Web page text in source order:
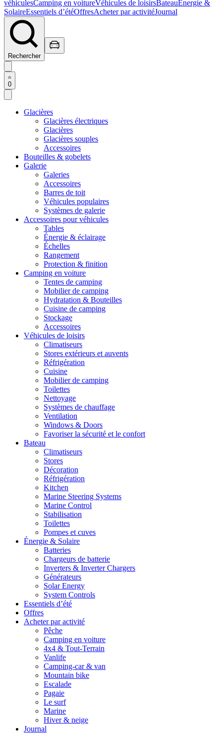
véhiculesCamping en voitureVéhicules de loisirsBateauÉnergie &
SolaireEssentiels d’étéOffresAcheter par activitéJournal
Rechercher
0
Glacières
Glacières électriques
Glacières
Glacières souples
Accessoires
Bouteilles & gobelets
Galerie
Galeries
Accessoires
Barres de toit
Véhicules populaires
Systèmes de galerie
Accessoires pour véhicules
Tables
Énergie & éclairage
Échelles
Rangement
Protection & finition
Camping en voiture
Tentes de camping
Mobilier de camping
Hydratation & Bouteilles
Cuisine de camping
Stockage
Accessoires
Véhicules de loisirs
Climatiseurs
Stores extérieurs et auvents
Réfrigération
Cuisine
Mobilier de camping
Toilettes
Nettoyage
Systèmes de chauffage
Ventilation
Windows & Doors
Favoriser la sécurité et le confort
Bateau
Climatiseurs
Stores
Décoration
Réfrigération
Kitchen
Marine Steering Systems
Marine Control
Stabilisation
Toilettes
Pompes et cuves
Énergie & Solaire
Batteries
Chargeurs de batterie
Inverters & Inverter Chargers
Générateurs
Solar Energy
System Controls
Essentiels d’été
Offres
Acheter par activité
Pêche
Camping en voiture
4x4 & Tout-Terrain
Vanlife
Camping-car & van
Mountain bike
Escalade
Pagaie
Le surf
Marine
Hiver & neige
Journal